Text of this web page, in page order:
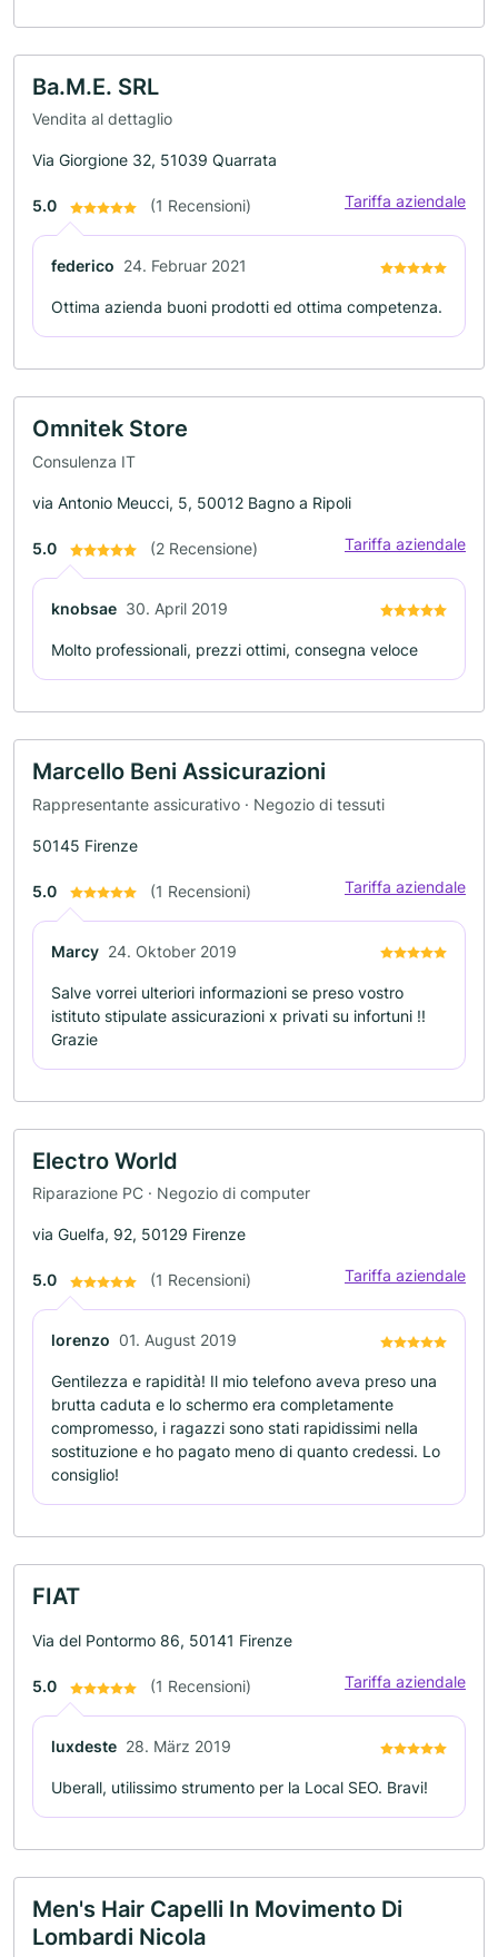
Ba.M.E. SRL
Vendita al dettaglio
Via Giorgione 32, 51039 Quarrata
5.0 (1 Recensioni) Tariffa aziendale
federico 24. Februar 2021
Ottima azienda buoni prodotti ed ottima competenza.
Omnitek Store
Consulenza IT
via Antonio Meucci, 5, 50012 Bagno a Ripoli
5.0 (2 Recensione) Tariffa aziendale
knobsae 30. April 2019
Molto professionali, prezzi ottimi, consegna veloce
Marcello Beni Assicurazioni
Rappresentante assicurativo · Negozio di tessuti
50145 Firenze
5.0 (1 Recensioni) Tariffa aziendale
Marcy 24. Oktober 2019
Salve vorrei ulteriori informazioni se preso vostro
istituto stipulate assicurazioni x privati su infortuni !!
Grazie
Electro World
Riparazione PC · Negozio di computer
via Guelfa, 92, 50129 Firenze
5.0 (1 Recensioni) Tariffa aziendale
lorenzo 01. August 2019
Gentilezza e rapidità! Il mio telefono aveva preso una
brutta caduta e lo schermo era completamente
compromesso, i ragazzi sono stati rapidissimi nella
sostituzione e ho pagato meno di quanto credessi. Lo
consiglio!
FIAT
Via del Pontormo 86, 50141 Firenze
5.0 (1 Recensioni) Tariffa aziendale
luxdeste 28. März 2019
Uberall, utilissimo strumento per la Local SEO. Bravi!
Men's Hair Capelli In Movimento Di
Lombardi Nicola